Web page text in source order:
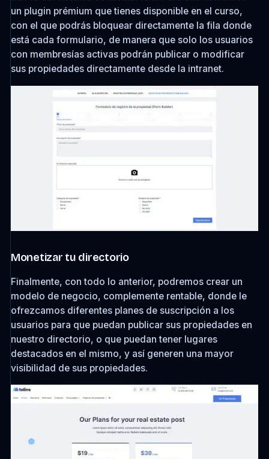
un plugin prémium que tienes disponible en el curso,
con el que podrás bloquear directamente la fila donde
está cada formulario, de manera que solo los usuarios
con membresías activas podrán publicar o modificar
sus propiedades directamente desde la intranet.
Monetizar tu directorio
Finalmente, con todo lo anterior, podremos crear un
modelo de negocio, complemente rentable, donde le
ofrezcamos diferentes planes de suscripción a los
usuarios para que puedan publicar sus propiedades en
nuestro directorio, o que puedan tener lugares
destacados en el mismo, y así generen una mayor
visibilidad de sus propiedades.